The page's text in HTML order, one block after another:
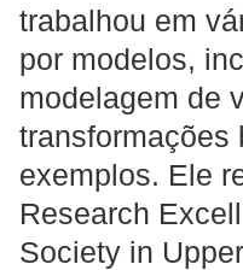
trabalhou em
por modelos,
modelagem de
transformações
exemplos. Ele
Research
Society in